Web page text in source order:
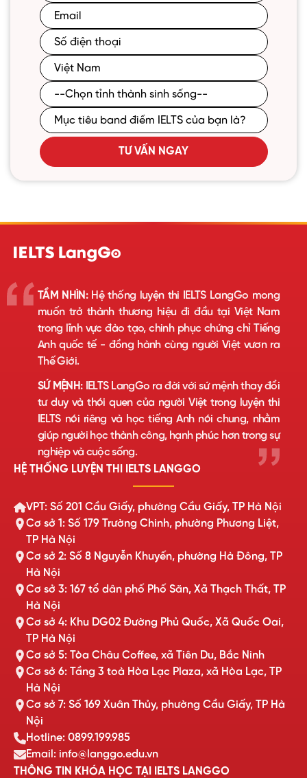
TƯ VẤN NGAY
TẦM NHÌN:Hệ thống luyện thi IELTS LangGo mong
muốn trở thành thương hiệu đi đầu tại Việt Nam
trong lĩnh vực đào tạo, chinh phục chứng chỉ Tiếng
Anh quốc tế - đồng hành cùng người Việt vươn ra
Thế Giới.
SỨ MỆNH:IELTS LangGo ra đời với sứ mệnh thay đổi
tư duy và thói quen của người Việt trong luyện thi
IELTS nói riêng và học tiếng Anh nói chung, nhằm
giúp người học thành công, hạnh phúc hơn trong sự
nghiệp và cuộc sống.
HỆ THỐNG LUYỆN THI IELTS LANGGO
VPT: Số 201 Cầu Giấy, phường Cầu Giấy, TP Hà Nội
Cơ sở 1: Số 179 Trường Chinh, phường Phương Liệt,
TP Hà Nội
Cơ sở 2: Số 8 Nguyễn Khuyến, phường Hà Đông, TP
Hà Nội
Cơ sở 3: 167 tổ dân phố Phố Săn, Xã Thạch Thất, TP
Hà Nội
Cơ sở 4: Khu DG02 Đường Phủ Quốc, Xã Quốc Oai,
TP Hà Nội
Cơ sở 5: Tòa Châu Coffee, xã Tiên Du, Bắc Ninh
Cơ sở 6: Tầng 3 toà Hòa Lạc Plaza, xã Hòa Lạc, TP
Hà Nội
Cơ sở 7: Số 169 Xuân Thủy, phường Cầu Giấy, TP Hà
Nội
Hotline: 0899.199.985
Email: info@langgo.edu.vn
THÔNG TIN KHÓA HỌC TẠI IELTS LANGGO